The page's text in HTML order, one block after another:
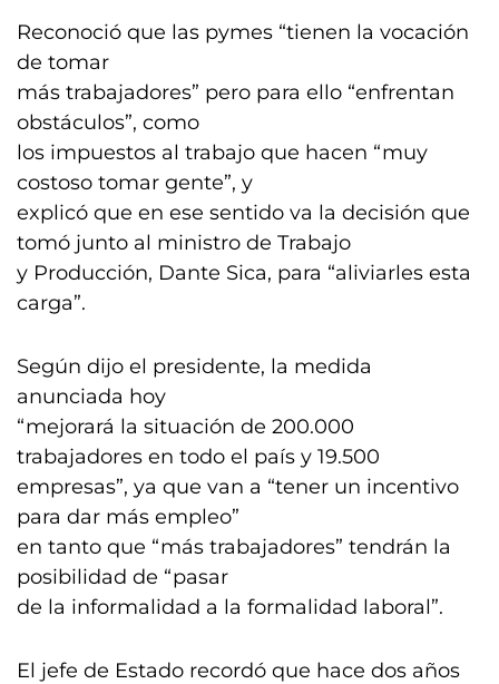
Reconoció que las pymes “tienen la vocación
de tomar
más trabajadores” pero para ello “enfrentan
obstáculos”, como
los impuestos al trabajo que hacen “muy
costoso tomar gente”, y
explicó que en ese sentido va la decisión que
tomó junto al ministro de Trabajo
y Producción, Dante Sica, para “aliviarles esta
carga”.
Según dijo el presidente, la medida
anunciada hoy
“mejorará la situación de 200.000
trabajadores en todo el país y 19.500
empresas”, ya que van a “tener un incentivo
para dar más empleo”
en tanto que “más trabajadores” tendrán la
posibilidad de “pasar
de la informalidad a la formalidad laboral”.
El jefe de Estado recordó que hace dos años